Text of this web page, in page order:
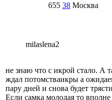
655 38 Москва
milaslena2
не знаю что с икрой стало. А
ждал потомстваикры а
пару дней и снова будет
Если самка молодая то